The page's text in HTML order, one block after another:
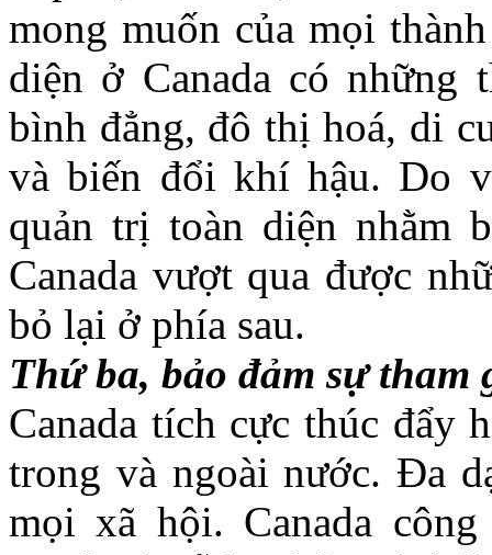
mong muốn của mọi
diện ở Canada có những
bình đẳng, đô thị hoá, di
và biến đổi khí hậu. Do
quản trị toàn diện nhằm
Canada vượt qua được
bỏ lại ở phía sau.
Thứ ba, bảo đảm sự tham
Canada tích cực thúc đẩy
trong và ngoài nước. Đa
mọi xã hội. Canada